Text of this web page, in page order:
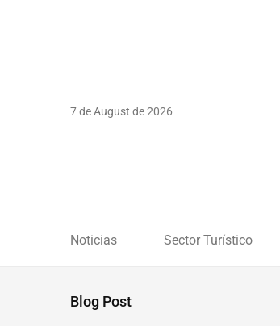
7 de August de 2026
Noticias Sector Turístico
Blog Post